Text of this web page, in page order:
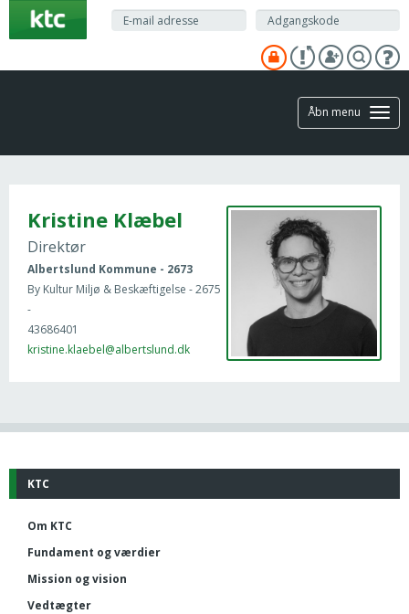
hovedindhold
Åbn menu
Kristine Klæbel
Direktør
Albertslund Kommune - 2673
By Kultur Miljø & Beskæftigelse - 2675
-
43686401
kristine.klaebel@albertslund.dk
KTC
Om KTC
Fundament og værdier
Mission og vision
Vedtægter